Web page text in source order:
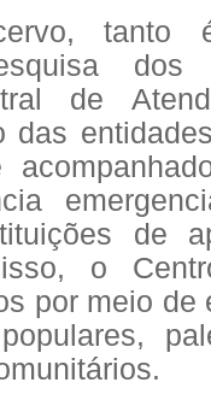
tanto
dos
de
das
de
o
por meio de